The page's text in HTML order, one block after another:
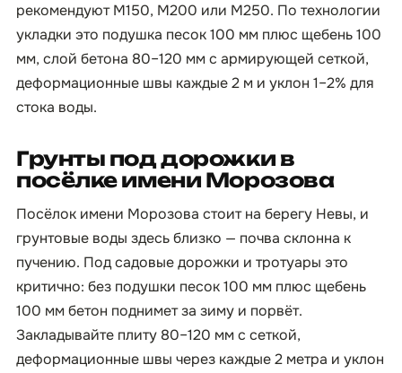
рекомендуют М150, М200 или М250. По технологии
укладки это подушка песок 100 мм плюс щебень 100
мм, слой бетона 80–120 мм с армирующей сеткой,
деформационные швы каждые 2 м и уклон 1–2% для
стока воды.
Грунты под дорожки в
посёлке имени Морозова
Посёлок имени Морозова стоит на берегу Невы, и
грунтовые воды здесь близко — почва склонна к
пучению. Под садовые дорожки и тротуары это
критично: без подушки песок 100 мм плюс щебень
100 мм бетон поднимет за зиму и порвёт.
Закладывайте плиту 80–120 мм с сеткой,
деформационные швы через каждые 2 метра и уклон